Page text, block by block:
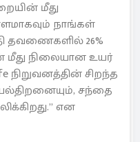
மீது
நாங்கள்
தவணைகளில் 26%
மீது நிலையான உயர்
நிறுவனத்தின் சிறந்த
சந்தை
என